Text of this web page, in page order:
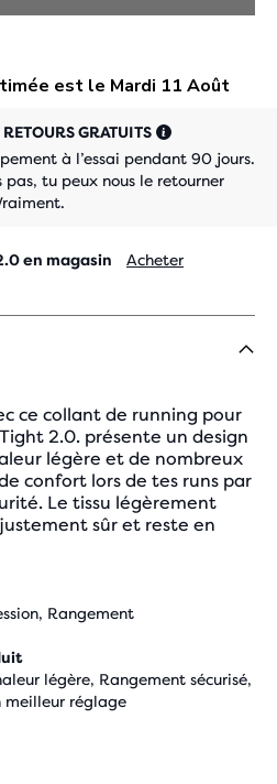
GRATUITS
à l’essai pendant 90 jours.
pas, tu peux nous le retourner
en magasin
Acheter
ce collant de running pour
2.0. présente un design
légère et de nombreux
confort lors de tes runs par
Le tissu légèrement
sûr et reste en
Rangement
légère, Rangement sécurisé,
meilleur réglage